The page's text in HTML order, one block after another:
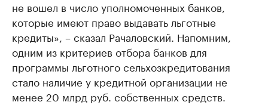
не вошел в число уполномоченных банков,
которые имеют право выдавать льготные
кредиты», – сказал Рачаловский. Напомним,
одним из критериев отбора банков для
программы льготного сельхозкредитования
стало наличие у кредитной организации не
менее 20 млрд руб. собственных средств.